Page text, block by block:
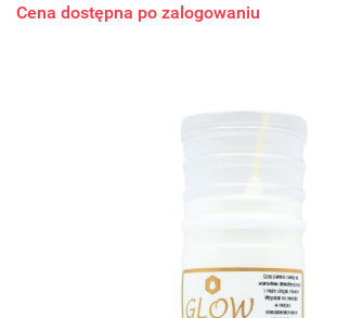
Cena dostępna po zalogowaniu